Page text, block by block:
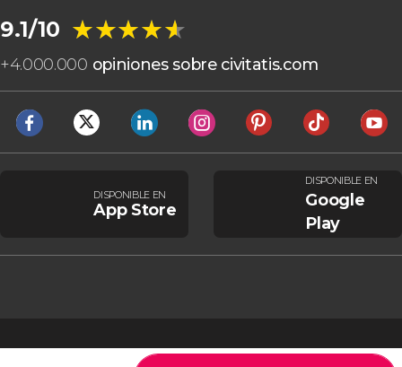
9.1/10 ★★★★★
★★★★★
+4.000.000 opiniones sobre civitatis.com
DISPONIBLE EN
App Store
DISPONIBLE EN
Google
Play